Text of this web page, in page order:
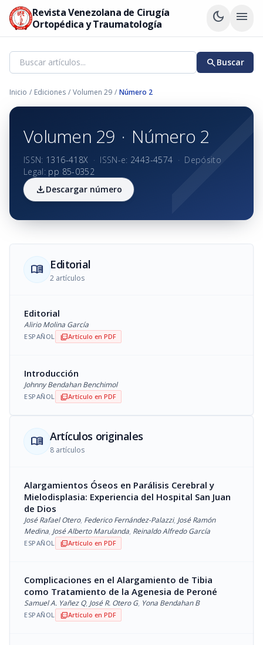
Revista Venezolana de Cirugía
Ortopédica y Traumatología
dark_mode menu
searchBuscar
Inicio / Ediciones / Volumen 29 / Número 2
Volumen 29 · Número 2
ISSN: 1316-418X · ISSN-e: 2443-4574 · Depósito
Legal: pp 85-0352
downloadDescargar número
menu_book Editorial
2 artículos
Editorial
Alirio Molina García
ESPAÑOL picture_as_pdfArtículo en PDF
Introducción
Johnny Bendahan Benchimol
ESPAÑOL picture_as_pdfArtículo en PDF
menu_book Artículos originales
8 artículos
Alargamientos Óseos en Parálisis Cerebral y
Mielodisplasia: Experiencia del Hospital San Juan
de Dios
José Rafael Otero, Federico Fernández-Palazzi, José Ramón
Medina, José Alberto Marulanda, Reinaldo Alfredo García
ESPAÑOL picture_as_pdfArtículo en PDF
Complicaciones en el Alargamiento de Tibia
como Tratamiento de la Agenesia de Peroné
Samuel A. Yañez Q, José R. Otero G, Yona Bendahan B
ESPAÑOL picture_as_pdfArtículo en PDF